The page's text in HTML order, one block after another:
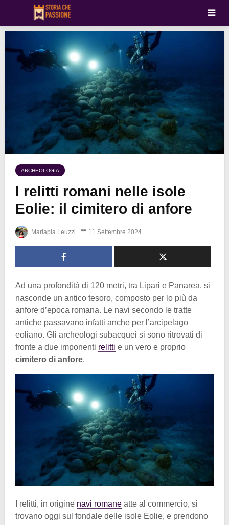
ARCHEOLOGIA
I relitti romani nelle isole
Eolie: il cimitero di anfore
Mariapia Leuzzi 11 Settembre 2024
Ad una profondità di 120 metri, tra Lipari e Panarea, si
nasconde un antico tesoro, composto per lo più da
anfore d’epoca romana. Le navi secondo le tratte
antiche passavano infatti anche per l’arcipelago
eoliano. Gli archeologi subacquei si sono ritrovati di
fronte a due imponenti relitti e un vero e proprio
cimitero di anfore.
I relitti, in origine navi romane atte al commercio, si
trovano oggi sul fondale delle isole Eolie, e prendono